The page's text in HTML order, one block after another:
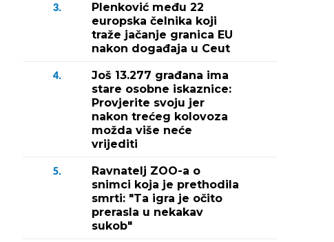
3.
Plenković među 22
europska čelnika koji
traže jačanje granica EU
nakon događaja u Ceut
4.
Još 13.277 građana ima
stare osobne iskaznice:
Provjerite svoju jer
nakon trećeg kolovoza
možda više neće
vrijediti
5.
Ravnatelj ZOO-a o
snimci koja je prethodila
smrti: "Ta igra je očito
prerasla u nekakav
sukob"